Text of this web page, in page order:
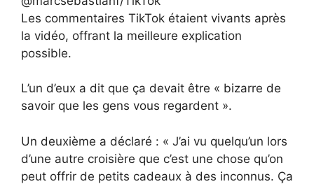
Les commentaires TikTok étaient vivants après
la vidéo, offrant la meilleure explication
possible.
L’un d’eux a dit que ça devait être « bizarre de
savoir que les gens vous regardent ».
Un deuxième a déclaré : « J’ai vu quelqu’un lors
d’une autre croisière que c’est une chose qu’on
peut offrir de petits cadeaux à des inconnus. Ça